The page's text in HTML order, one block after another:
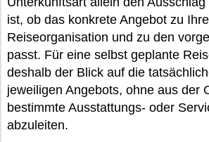
ist, ob das konkrete Angebot zu
Reiseorganisation und zu den
passt. Für eine selbst geplante
deshalb der Blick auf die
jeweiligen Angebots, ohne aus der
bestimmte Ausstattungs- oder
abzuleiten.